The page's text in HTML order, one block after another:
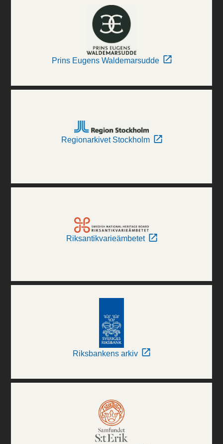
Prins Eugens Waldemarsudde
Regionarkivet Stockholm
Riksantikvarieämbetet
Riksbankens arkiv